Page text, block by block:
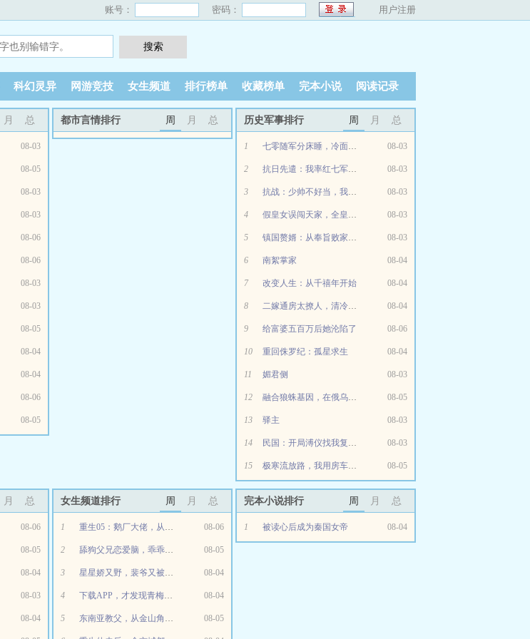
账号： 密码： 用户注册
科幻灵异 网游竞技 女生频道 排行榜单 收藏榜单 完本小说 阅读记录
月 总
08-03
08-05
08-03
08-03
08-06
08-06
08-03
08-03
08-05
08-04
08-04
08-06
08-05
都市言情排行 周 月 总 历史军事排行 周 月 总
1 七零随军分床睡，冷面军官他急了 08-03
2 抗日先遣：我率红七军团兵临南京 08-03
3 抗战：少帅不好当，我自立门户 08-03
4 假皇女误闯天家，全皇朝惊艳沦陷 08-03
5 镇国赘婿：从奉旨败家开始 08-03
6 南絮掌家 08-04
7 改变人生：从千禧年开始 08-04
8 二嫁通房太撩人，清冷权臣揽腰宠 08-04
9 给富婆五百万后她沦陷了 08-06
10 重回侏罗纪：孤星求生 08-04
11 媚君侧 08-03
12 融合狼蛛基因，在俄乌战场杀疯了 08-05
13 驿主 08-03
14 民国：开局溥仪找我复国？ 08-03
15 极寒流放路，我用房车系统带飞全府 08-05
月 总
08-06
08-05
08-04
08-03
08-04
女生频道排行 周 月 总
1 重生05：鹅厂大佬，从网管崛起 08-06
2 舔狗父兄恋爱脑，乖乖女重生撩黄毛 08-05
3 星星娇又野，裴爷又被撩红温了！ 08-04
4 下载APP，才发现青梅好感爆了 08-04
5 东南亚教父，从金山角收债开始 08-05
完本小说排行 周 月 总
1 被读心后成为秦国女帝 08-04